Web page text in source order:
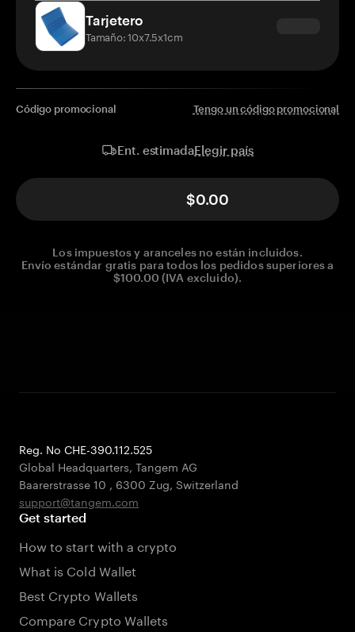
Tarjetero
Tamaño: 10x7.5x1cm
Código promocional Tengo un código promocional
Ent. estimadaElegir país
$0.00
Los impuestos y aranceles no están incluidos.
Envío estándar gratis para todos los pedidos superiores a
$100.00 (IVA excluido).
Reg. No CHE-390.112.525
Global Headquarters, Tangem AG
Baarerstrasse 10 , 6300 Zug, Switzerland
support@tangem.com
Get started
How to start with a crypto
What is Cold Wallet
Best Crypto Wallets
Compare Crypto Wallets